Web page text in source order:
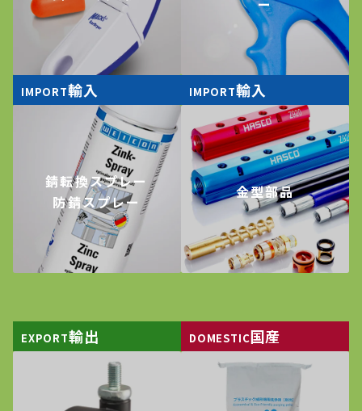
ー
IMPORT輸入
錆転換スプレー
防錆スプレー
IMPORT輸入
金型部品
EXPORT輸出 DOMESTIC国産